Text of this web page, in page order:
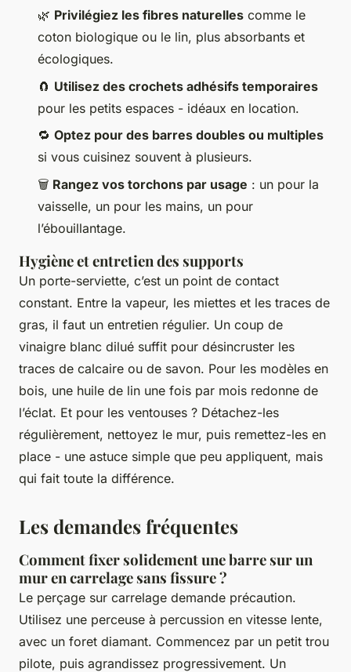
🌿 Privilégiez les fibres naturelles comme le
coton biologique ou le lin, plus absorbants et
écologiques.
🧲 Utilisez des crochets adhésifs temporaires
pour les petits espaces - idéaux en location.
🔁 Optez pour des barres doubles ou multiples
si vous cuisinez souvent à plusieurs.
🗑 Rangez vos torchons par usage : un pour la
vaisselle, un pour les mains, un pour
l’ébouillantage.
Hygiène et entretien des supports
Un porte-serviette, c’est un point de contact
constant. Entre la vapeur, les miettes et les traces de
gras, il faut un entretien régulier. Un coup de
vinaigre blanc dilué suffit pour désincruster les
traces de calcaire ou de savon. Pour les modèles en
bois, une huile de lin une fois par mois redonne de
l’éclat. Et pour les ventouses ? Détachez-les
régulièrement, nettoyez le mur, puis remettez-les en
place - une astuce simple que peu appliquent, mais
qui fait toute la différence.
Les demandes fréquentes
Comment fixer solidement une barre sur un
mur en carrelage sans fissure ?
Le perçage sur carrelage demande précaution.
Utilisez une perceuse à percussion en vitesse lente,
avec un foret diamant. Commencez par un petit trou
pilote, puis agrandissez progressivement. Un